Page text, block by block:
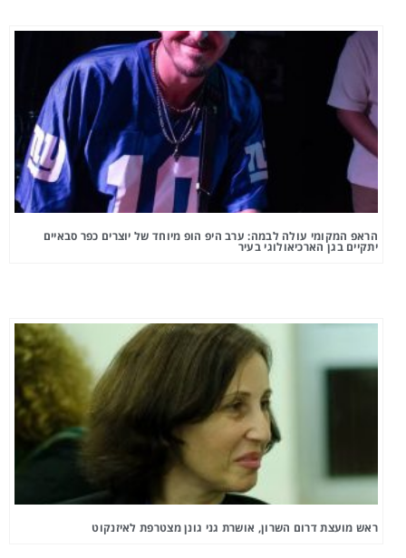
הראפ המקומי עולה לבמה: ערב היפ הופ מיוחד של יוצרים כפר סבאיים
יתקיים בגן הארכיאולוגי בעיר
ראש מועצת דרום השרון, אושרת גני גונן מצטרפת לאיזנקוט